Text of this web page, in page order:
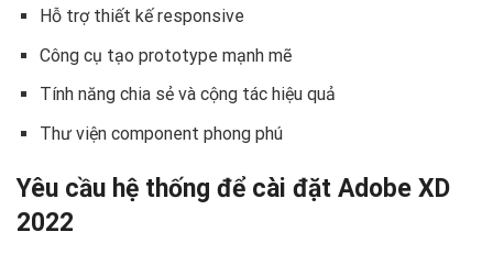
Hỗ trợ thiết kế responsive
Công cụ tạo prototype mạnh mẽ
Tính năng chia sẻ và cộng tác hiệu quả
Thư viện component phong phú
Yêu cầu hệ thống để cài đặt Adobe XD
2022